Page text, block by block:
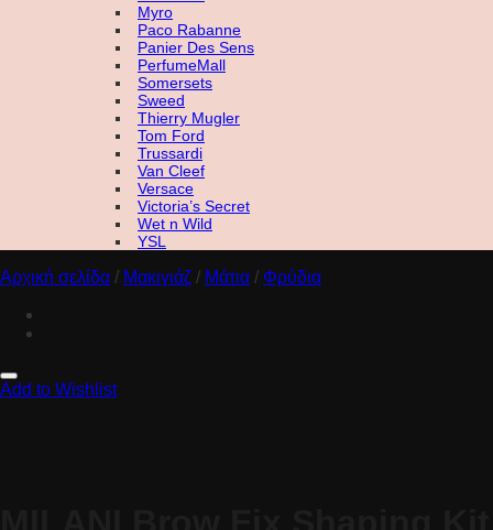
Myro
Paco Rabanne
Panier Des Sens
PerfumeMall
Somersets
Sweed
Thierry Mugler
Tom Ford
Trussardi
Van Cleef
Versace
Victoria’s Secret
Wet n Wild
YSL
Αρχική σελίδα / Μακιγιάζ / Μάτια / Φρύδια
Add to Wishlist